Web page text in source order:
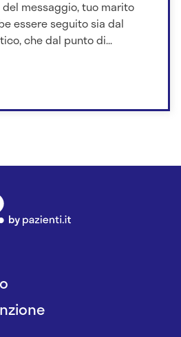
messaggio, tuo marito
essere seguito sia dal
che dal punto di...